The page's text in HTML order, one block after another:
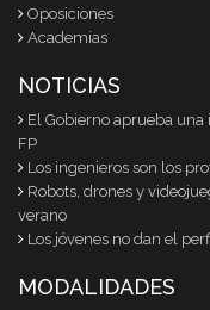
Oposiciones
Academias
NOTICIAS
El Gobierno aprueba
FP
Los ingenieros son los
Robots, drones y
verano
Los jóvenes no dan el
MODALIDADES